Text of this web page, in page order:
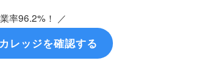
率96.2%！ ／
レッジを確認する